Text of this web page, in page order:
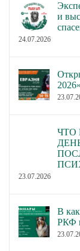
и
24.07.2026
2026»
ЧТО
23.07.2026
В
РКФ